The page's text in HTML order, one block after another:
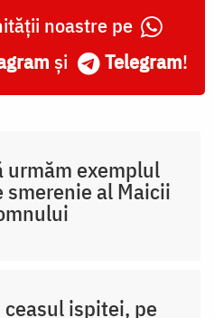
noastre pe
și Telegram!
urmăm exemplul
smerenie al Maicii
ispitei, pe